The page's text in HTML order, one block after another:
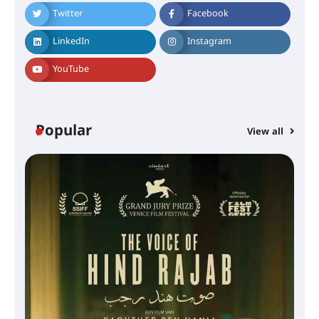
Twitter Facebook
LinkedIn Instagram
YouTube
Popular View all
സെന്റ് ജോസഫ്സ് കോളജ്
കോമേഴ്‌സ് അസോസിയേഷന്
തുടക്കമായി